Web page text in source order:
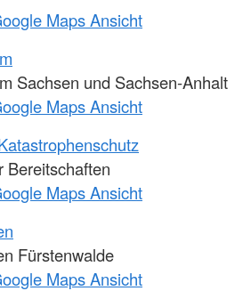
Maps Ansicht
Sachsen und Sachsen-Anhalt
Maps Ansicht
Bereitschaften
Maps Ansicht
Fürstenwalde
Maps Ansicht